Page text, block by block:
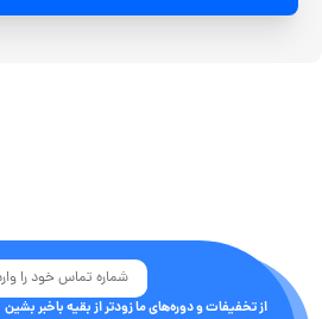
از تخفیفات و دوره‌های ما زودتر از بقیه باخبر بشین